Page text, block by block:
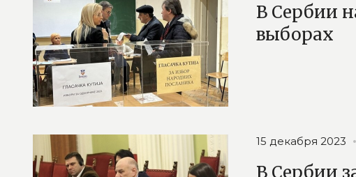
В Сербии
выборах
15 декабря 2023
В Сербии